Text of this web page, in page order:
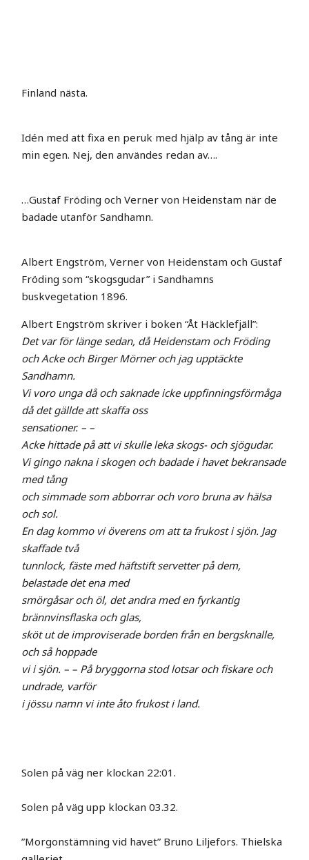
Finland nästa.
Idén med att fixa en peruk med hjälp av tång är inte
min egen. Nej, den användes redan av….
…Gustaf Fröding och Verner von Heidenstam när de
badade utanför Sandhamn.
Albert Engström, Verner von Heidenstamoch Gustaf
Fröding som “skogsgudar” iSandhamns
buskvegetation 1896.
Albert Engström skriver i boken “Åt Häcklefjäll”:
Det var för länge sedan, då Heidenstam och Fröding
och Acke och Birger Mörner och jag upptäckte
Sandhamn.
Vi voro unga då och saknade icke uppfinningsförmåga
då det gällde att skaffa oss
sensationer. – –
Acke hittade på att vi skulle leka skogs- och sjögudar.
Vi gingo nakna i skogen och badade i havet bekransade
med tång
och simmade som abborrar och voro bruna av hälsa
och sol.
En dag kommo vi överens om att ta frukost i sjön. Jag
skaffade två
tunnlock, fäste med häftstift servetter på dem,
belastade det ena med
smörgåsar och öl, det andra med en fyrkantig
brännvinsflaska och glas,
sköt ut de improviserade borden från en bergsknalle,
och så hoppade
vi i sjön. – – På bryggorna stod lotsar och fiskare och
undrade, varför
i jössu namn vi inte åto frukost i land.
Solen på väg ner klockan 22:01.
Solen på väg upp klockan 03.32.
”Morgonstämning vid havet” Bruno Liljefors. Thielska